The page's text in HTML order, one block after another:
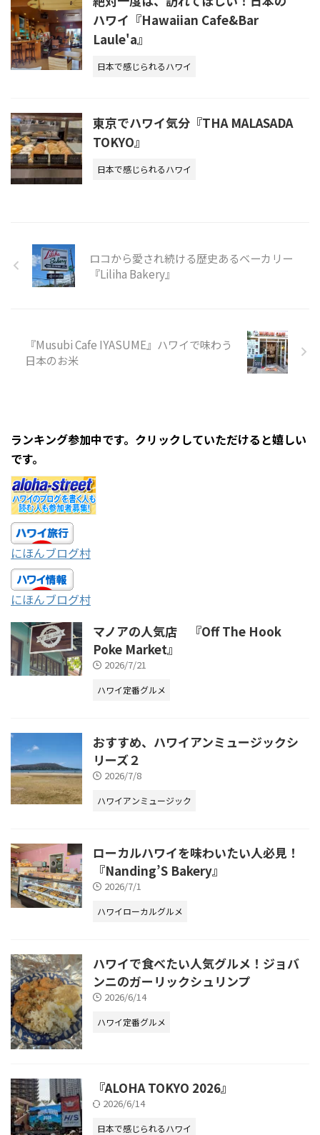
ハワイ『Hawaiian Cafe&Bar
Laule'a』
日本で感じられるハワイ
東京でハワイ気分『THA MALASADA
TOKYO』
日本で感じられるハワイ
ロコから愛され続ける歴史あるベーカリー
『Liliha Bakery』
『Musubi Cafe IYASUME』ハワイで味わう
日本のお米
ランキング参加中です。クリックしていただけると嬉しい
です。
にほんブログ村
にほんブログ村
マノアの人気店 『Off The Hook
Poke Market』
2026/7/21
ハワイ定番グルメ
おすすめ、ハワイアンミュージックシ
リーズ２
2026/7/8
ハワイアンミュージック
ローカルハワイを味わいたい人必見！
『Nanding’S Bakery』
2026/7/1
ハワイローカルグルメ
ハワイで食べたい人気グルメ！ジョバ
ンニのガーリックシュリンプ
2026/6/14
ハワイ定番グルメ
『ALOHA TOKYO 2026』
2026/6/14
日本で感じられるハワイ